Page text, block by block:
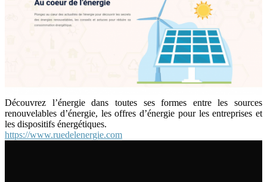
Découvrez l’énergie dans toutes ses formes entre les sources
renouvelables d’énergie, les offres d’énergie pour les entreprises et
les dispositifs énergétiques.
https://www.ruedelenergie.com